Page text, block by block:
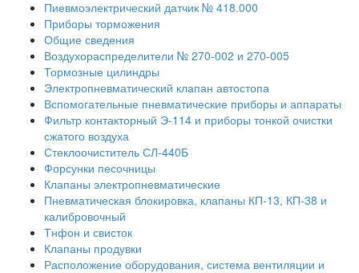
Пиевмоэлектрический датчик № 418.000
Приборы торможения
Общие сведения
Воздухораспределители № 270-002 и 270-005
Тормозные цилиндры
Электропневматический клапан автостопа
Вспомогательные пневматические приборы и аппараты
Фильтр контакторный Э-114 и приборы тонкой очистки
сжатого воздуха
Стеклоочиститель СЛ-440Б
Форсунки песочницы
Клапаны электропневматические
Пневматическая блокировка, клапаны КП-13, КП-38 и
калибровочный
Тнфон и свисток
Клапаны продувки
Расположение оборудования, система вентиляции и